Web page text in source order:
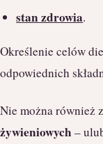
stan zdrowia.
Określenie celów
odpowiednich
Nie można również
żywieniowych –